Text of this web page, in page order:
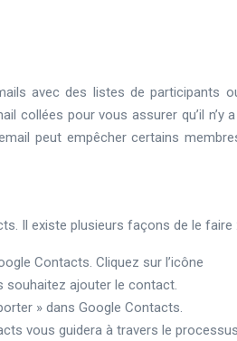
avec des listes de participants
collées pour vous assurer qu’il n’y
peut empêcher certains
Il existe plusieurs façons de le faire :
Contacts. Cliquez sur l’icône
souhaitez ajouter le contact.
» dans Google Contacts.
vous guidera à travers le processus